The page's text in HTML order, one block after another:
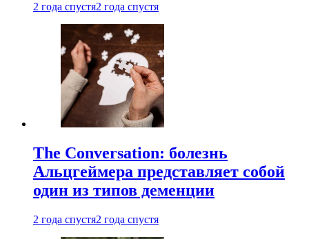
2 года спустя2 года спустя
The Conversation: болезнь
Альцгеймера представляет собой
один из типов деменции
2 года спустя2 года спустя